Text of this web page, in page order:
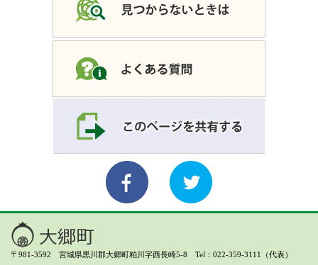
〒981-3592 宮城県黒川郡大郷町粕川字西長崎5-8 Tel：022-359-3111（代表）